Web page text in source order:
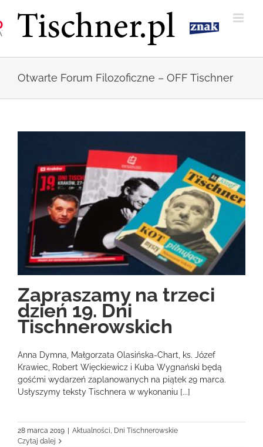
zawartości
Otwarte Forum Filozoficzne – OFF Tischner
Zapraszamy na trzeci
dzień 19. Dni
Tischnerowskich
Anna Dymna, Małgorzata Olasińska-Chart, ks. Józef
Krawiec, Robert Więckiewicz i Kuba Wygnański będą
gośćmi wydarzeń zaplanowanych na piątek 29 marca.
Usłyszymy teksty Tischnera w wykonaniu [...]
28 marca 2019 Aktualności, Dni Tischnerowskie
Czytaj dalej